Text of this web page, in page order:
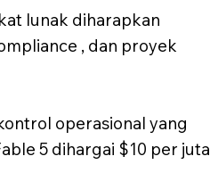
lunak diharapkan
, dan proyek
operasional yang
5 dihargai $10 per juta